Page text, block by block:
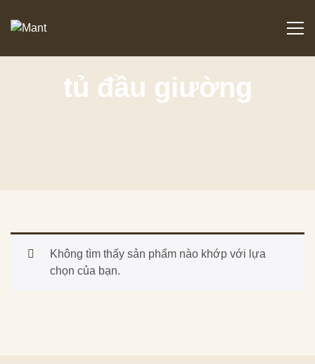
tủ đầu giường
Không tìm thấy sản phẩm nào khớp với lựa
chọn của bạn.